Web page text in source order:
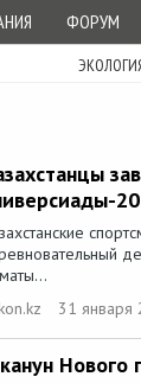
ФОРУМ
31 января
Нового